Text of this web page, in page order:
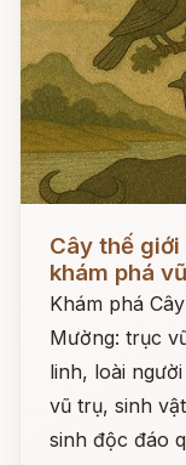
Cây thế
khám phá
Khám phá
Mường: trục
linh, loài
vũ trụ, sinh
sinh độc đáo